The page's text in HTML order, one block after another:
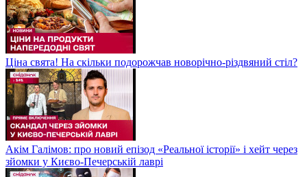
Ціна свята! На скільки подорожчав новорічно-різдвяний стіл?
Акім Галімов: про новий епізод «Реальної історії» і хейт через
зйомки у Києво-Печерській лаврі